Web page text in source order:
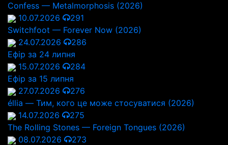
Confess — Metalmorphosis (2026)
10.07.2026
291
Switchfoot — Forever Now (2026)
24.07.2026
286
Ефір за 24 липня
15.07.2026
284
Ефір за 15 липня
27.07.2026
276
éllia — Тим, кого це може стосуватися (2026)
14.07.2026
275
The Rolling Stones — Foreign Tongues (2026)
08.07.2026
273